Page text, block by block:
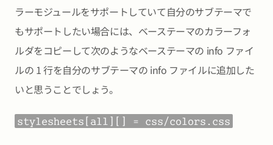
ラーモジュールをサポートしていて自分のサブテーマで
もサポートしたい場合には、ベーステーマのカラーフォ
ルダをコピーして次のようなベーステーマの info ファイ
ルの 1 行を自分のサブテーマの info ファイルに追加した
いと思うことでしょう。
stylesheets[all][] = css/colors.css